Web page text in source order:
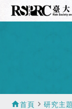
home首頁 navigate_next研究主題